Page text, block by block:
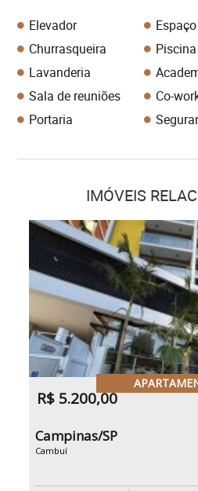
Elevador
Churrasqueira
Piscina
Lavanderia
Sala de reuniões
Co-
Portaria
IMÓVEIS
R$ 5.200,00
Campinas/SP
Cambuí